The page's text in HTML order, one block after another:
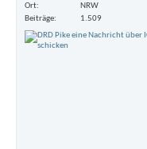
Ort
NRW
Beiträge
1.509